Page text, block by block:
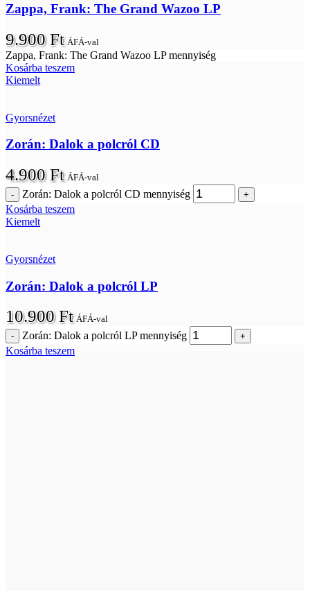
Zappa, Frank: The Grand Wazoo LP
9.900Ft ÁFÁ-val
Zappa, Frank: The Grand Wazoo LP mennyiség
Kosárba teszem
Kiemelt
Gyorsnézet
Zorán: Dalok a polcról CD
4.900Ft ÁFÁ-val
Zorán: Dalok a polcról CD mennyiség
Kosárba teszem
Kiemelt
Gyorsnézet
Zorán: Dalok a polcról LP
10.900Ft ÁFÁ-val
Zorán: Dalok a polcról LP mennyiség
Kosárba teszem